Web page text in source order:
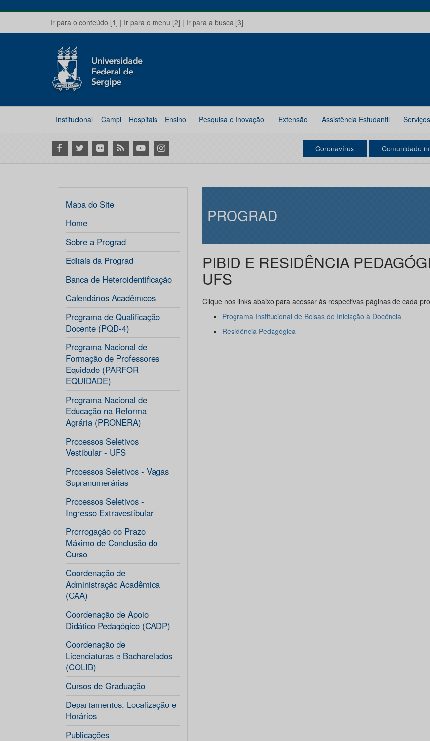
Ir para o conteúdo [1] | Ir para o menu [2] | Ir para a busca [3]
Institucional Campi Hospitais Ensino Pesquisa e Inovação Extensão Assistência Estudantil Serviços
Facebook
Twitter Flickr RSS YoutubeInstagram Coronavírus Comunidade
Mapa do Site
Home
Sobre a Prograd
Editais da Prograd
Banca de Heteroidentificação
Calendários Acadêmicos
Programa de Qualificação
Docente (PQD-4)
Programa Nacional de
Formação de Professores
Equidade (PARFOR
EQUIDADE)
Programa Nacional de
Educação na Reforma
Agrária (PRONERA)
Processos Seletivos
Vestibular - UFS
Processos Seletivos - Vagas
Supranumerárias
Processos Seletivos -
Ingresso Extravestibular
Prorrogação do Prazo
Máximo de Conclusão do
Curso
Coordenação de
Administração Acadêmica
(CAA)
Coordenação de Apoio
Didático Pedagógico (CADP)
Coordenação de
Licenciaturas e Bacharelados
(COLIB)
Cursos de Graduação
Departamentos: Localização e
Horários
Publicações
PROGRAD
PIBID E RESIDÊNCIA
UFS
Clique nos links abaixo para acessar às respectivas páginas de cada
Programa Institucional de Bolsas de Iniciação à Docência
Residência Pedagógica